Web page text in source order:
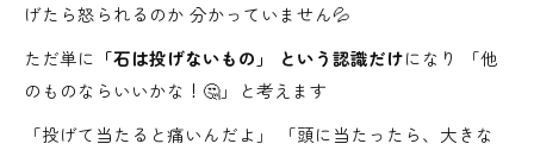
げたら怒られるのか⁡ 分かっていません💦⁡ ⁡
ただ単に 「石は投げないもの」⁡ という認識だけになり⁡ 「他
のものならいいかな！🤔」と考えます⁡ ⁡ ⁡
「投げて当たると痛いんだよ」⁡ 「頭に当たったら、大きな